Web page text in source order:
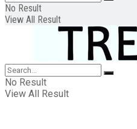
No Result
View All Result
No Result
View All Result